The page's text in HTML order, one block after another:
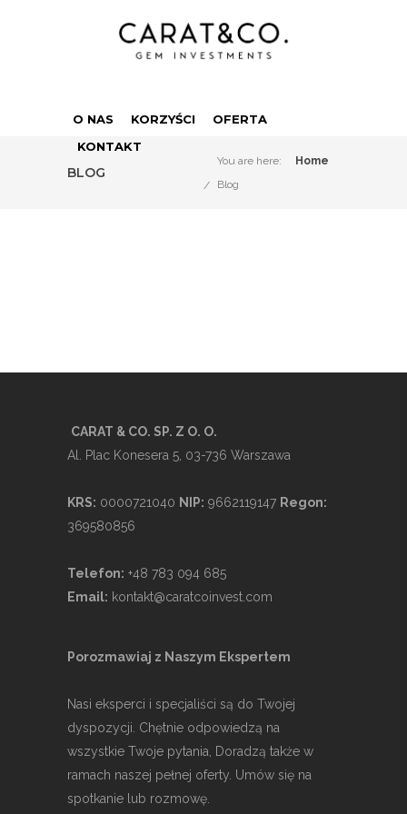
O NAS KORZYŚCI
OFERTA
KONTAKT
BLOG
You are here:
Home
Blog
CARAT & CO. SP. Z O. O.
Al. Plac Konesera 5, 03-736 Warszawa
KRS: 0000721040 NIP: 9662119147 Regon:
369580856
Telefon: +48 783 094 685
Email: kontakt@caratcoinvest.com
Porozmawiaj z Naszym Ekspertem
Nasi eksperci i specjaliści są do Twojej
dyspozycji. Chętnie odpowiedzą na
wszystkie Twoje pytania, Doradzą także w
ramach naszej pełnej oferty. Umów się na
spotkanie lub rozmowę.